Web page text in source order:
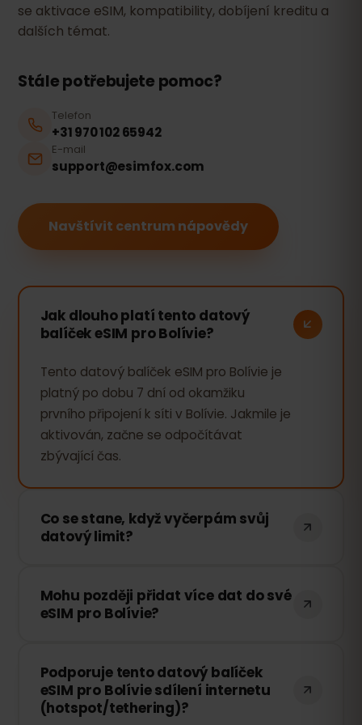
se aktivace eSIM, kompatibility, dobíjení kreditu a
dalších témat.
Stále potřebujete pomoc?
Telefon
+31 970 102 65942
E-mail
support@esimfox.com
Navštívit centrum nápovědy
Jak dlouho platí tento datový
balíček eSIM pro Bolívie?
Tento datový balíček eSIM pro Bolívie je
platný po dobu 7 dní od okamžiku
prvního připojení k síti v Bolívie. Jakmile je
aktivován, začne se odpočítávat
zbývající čas.
Co se stane, když vyčerpám svůj
datový limit?
připojení bude pozastaveno. Můžete si
však snadno dokoupit další data
Mohu později přidat více dat do své
eSIM pro Bolívie?
kdykoli bez nutnosti znovu instalovat
eSIM. Stačí se přihlásit ke svému účtu a
vybrat požadované množství dat.
Podporuje tento datový balíček
eSIM pro Bolívie sdílení internetu
(hotspot/tethering)?